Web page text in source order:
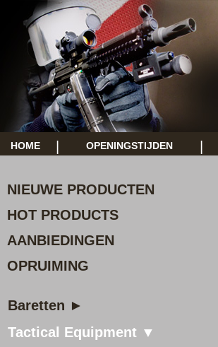
HOME OPENINGSTIJDEN
NIEUWE PRODUCTEN
HOT PRODUCTS
AANBIEDINGEN
OPRUIMING
Baretten ►
Tactical Equipment ▼